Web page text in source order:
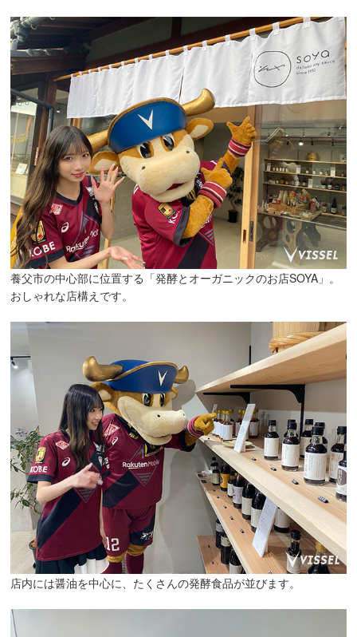
養父市の中心部に位置する「発酵とオーガニックのお店SOYA」。
おしゃれな店構えです。
店内には醤油を中心に、たくさんの発酵食品が並びます。